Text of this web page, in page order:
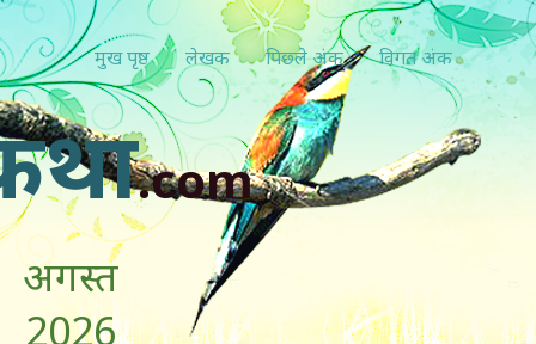
मुख पृष्ठ लेखक पिछ्ले अंक विगत अंक
.com
अगस्त
2026